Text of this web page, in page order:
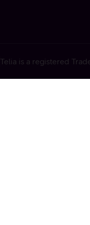
Telia is a registered